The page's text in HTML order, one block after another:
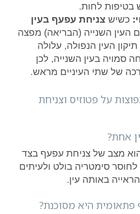
בטיפות לחות.
כשיש צניחת עפעף בעין
העין השנייה (הבריאה) מפצה
העין הנפולה, עלולה
סמויה בעין השנייה, לכן
של שתי העיניים מראש.
על פטוזיס וצניחת
אחת?
מצב של צניחת עפעף בצד
סימטריה בולט ולעיתים
באותה עין.
היא מסוכנת?